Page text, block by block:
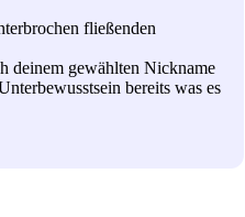
fließenden
deinem gewählten Nickname
bereits was es